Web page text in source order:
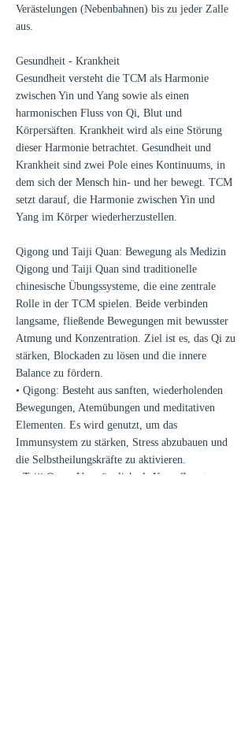
Verästelungen (Nebenbahnen) bis zu jeder Zalle
aus.
Gesundheit - Krankheit
Gesundheit versteht die TCM als Harmonie
zwischen Yin und Yang sowie als einen
harmonischen Fluss von Qi, Blut und
Körpersäften. Krankheit wird als eine Störung
dieser Harmonie betrachtet. Gesundheit und
Krankheit sind zwei Pole eines Kontinuums, in
dem sich der Mensch hin- und her bewegt. TCM
setzt darauf, die Harmonie zwischen Yin und
Yang im Körper wiederherzustellen.
Qigong und Taiji Quan: Bewegung als Medizin
Qigong und Taiji Quan sind traditionelle
chinesische Übungssysteme, die eine zentrale
Rolle in der TCM spielen. Beide verbinden
langsame, fließende Bewegungen mit bewusster
Atmung und Konzentration. Ziel ist es, das Qi zu
stärken, Blockaden zu lösen und die innere
Balance zu fördern.
• Qigong: Besteht aus sanften, wiederholenden
Bewegungen, Atemübungen und meditativen
Elementen. Es wird genutzt, um das
Immunsystem zu stärken, Stress abzubauen und
die Selbstheilungskräfte zu aktivieren.
• Taiji Quan: Ursprünglich als Kampfkunst